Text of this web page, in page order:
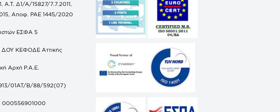
Α.Τ. Δ1/Α/15827/7.7.2011,
Αποφ. ΡΑΕ 1445/2020
ΕΣΦΑ 5
ΚΕΦΟΔΕ Αττικής
Αρχή Ρ.Α.Ε.
01ΑΤ/Β/88/592(07)
000556901000